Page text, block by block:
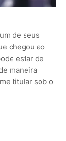
de seus
chegou ao
estar de
maneira
titular sob o